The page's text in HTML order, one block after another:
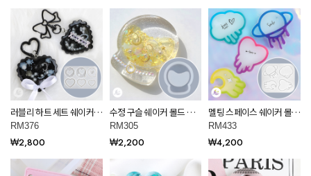
러블리 하트 세트 쉐이커
몰드 레진 아트 재료
RM376
RM376
₩2,800
수정 구슬 쉐이커 몰드 레
진아트 RM305
RM305
₩2,200
멜팅 스페이스 쉐이커 몰드
레진 아트 재료 RM433
RM433
₩4,200